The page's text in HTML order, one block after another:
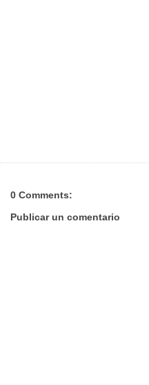
0 Comments:
Publicar un comentario